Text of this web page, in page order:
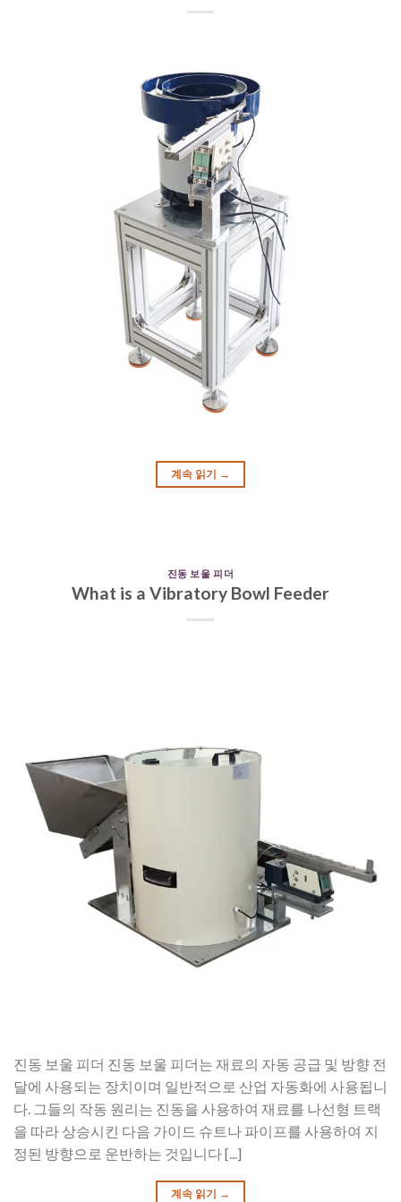
계속 읽기 →
진동 보울 피더
What is a Vibratory Bowl Feeder
진동 보울 피더 진동 보울 피더는 재료의 자동 공급 및 방향 전
달에 사용되는 장치이며 일반적으로 산업 자동화에 사용됩니
다. 그들의 작동 원리는 진동을 사용하여 재료를 나선형 트랙
을 따라 상승시킨 다음 가이드 슈트나 파이프를 사용하여 지
정된 방향으로 운반하는 것입니다 [...]
계속 읽기 →